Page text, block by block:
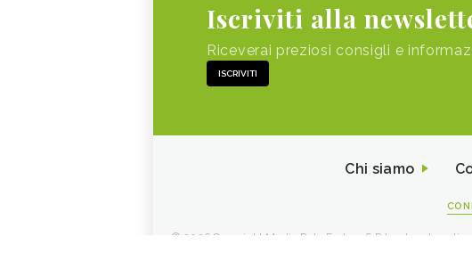
Iscriviti alla
Riceverai preziosi consigli e
ISCRIVITI
Chi siamo
© 2026 Copyright Media Data Factory S.R.L. - I contenuti